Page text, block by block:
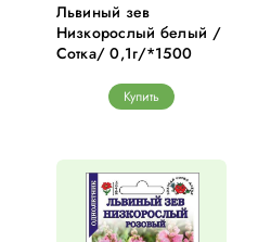
Львиный зев
Низкорослый белый /
Сотка/ 0,1г/*1500
Купить